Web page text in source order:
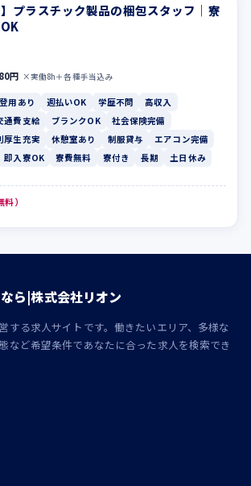
あり
】プラスチック製品の梱包スタッフ｜寮
円 ×実働8h＋各種手当込み
用あり 週払いOK 学歴不問
高収入
通費支給 ブランクOK
社会保険完備
厚生充実 休憩室あり 制服貸与
エアコン完備
即入寮OK 寮費無料 寮付き 長期
土日休み
）
ら|株式会社リオン
する求人サイトです。働きたいエリア、多様な
など希望条件であなたに合った求人を検索でき